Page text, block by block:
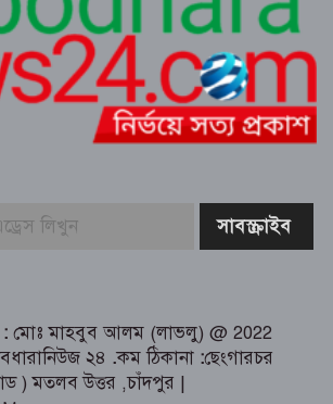
গ্রাহক
কুমিল্লা ধর্মসাগর পাড় মঞ্চের প্রাণবন্ত চা-চক্র
ও বর্ষার খিচুড়ি আড্ডা
পূর্বাচল উপশহরে ডাকাতি করে পালানোর
: মোঃ মাহবুব আলম (লাভলু) @ 2022
২৪ .কম ঠিকানা :ছেংগারচর
) মতলব উত্তর ,চাঁদপুর |